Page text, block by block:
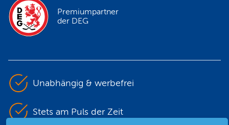
Premiumpartner
der DEG
Unabhängig & werbefrei
Stets am Puls der Zeit